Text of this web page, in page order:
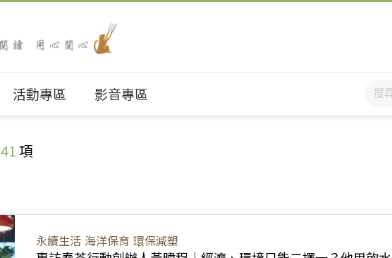
活動專區 影音專區
41項
永續生活 海洋保育 環保減塑